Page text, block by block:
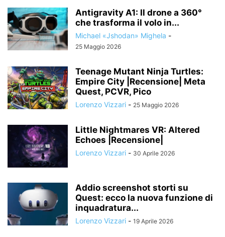
Antigravity A1: Il drone a 360°
che trasforma il volo in...
Michael «Jshodan» Mighela -
25 Maggio 2026
Teenage Mutant Ninja Turtles:
Empire City |Recensione| Meta
Quest, PCVR, Pico
Lorenzo Vizzari - 25 Maggio 2026
Little Nightmares VR: Altered
Echoes |Recensione|
Lorenzo Vizzari - 30 Aprile 2026
Addio screenshot storti su
Quest: ecco la nuova funzione di
inquadratura...
Lorenzo Vizzari - 19 Aprile 2026